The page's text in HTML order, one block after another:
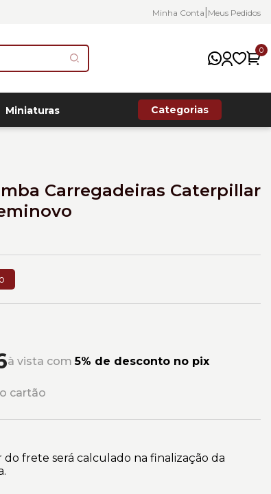
Minha Conta Meus Pedidos
0
Miniaturas Categorias
Carregadeiras Caterpillar
à vista com5% de desconto no pix
cartão
do frete será calculado na finalização da